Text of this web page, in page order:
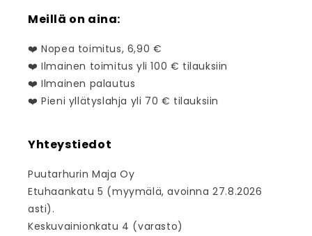
Meillä on aina:
❤️ Nopea toimitus, 6,90 €
❤️ Ilmainen toimitus yli 100 € tilauksiin
❤️ Ilmainen palautus
❤️ Pieni yllätyslahja yli 70 € tilauksiin
Yhteystiedot
Puutarhurin Maja Oy
Etuhaankatu 5 (myymälä, avoinna 27.8.2026
asti).
Keskuvainionkatu 4 (varasto)